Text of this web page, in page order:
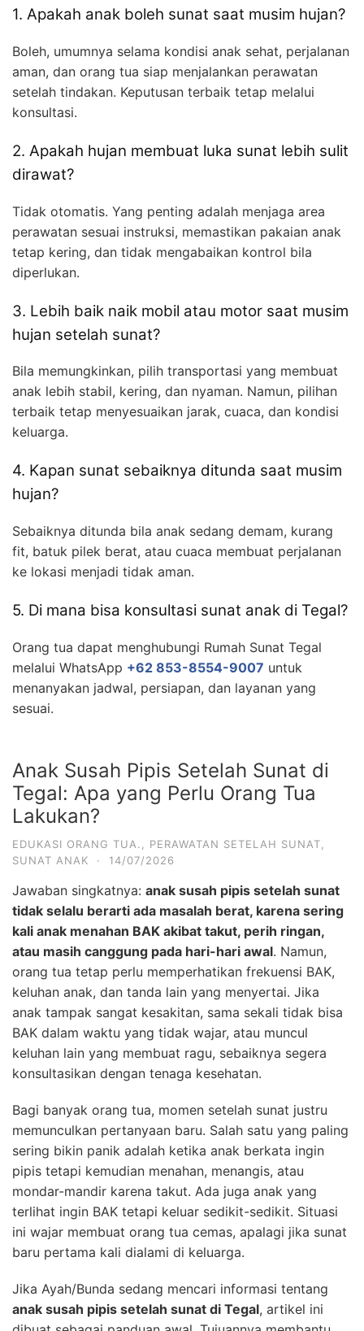
1. Apakah anak boleh sunat saat musim hujan?
Boleh, umumnya selama kondisi anak sehat, perjalanan
aman, dan orang tua siap menjalankan perawatan
setelah tindakan. Keputusan terbaik tetap melalui
konsultasi.
2. Apakah hujan membuat luka sunat lebih sulit
dirawat?
Tidak otomatis. Yang penting adalah menjaga area
perawatan sesuai instruksi, memastikan pakaian anak
tetap kering, dan tidak mengabaikan kontrol bila
diperlukan.
3. Lebih baik naik mobil atau motor saat musim
hujan setelah sunat?
Bila memungkinkan, pilih transportasi yang membuat
anak lebih stabil, kering, dan nyaman. Namun, pilihan
terbaik tetap menyesuaikan jarak, cuaca, dan kondisi
keluarga.
4. Kapan sunat sebaiknya ditunda saat musim
hujan?
Sebaiknya ditunda bila anak sedang demam, kurang
fit, batuk pilek berat, atau cuaca membuat perjalanan
ke lokasi menjadi tidak aman.
5. Di mana bisa konsultasi sunat anak di Tegal?
Orang tua dapat menghubungi Rumah Sunat Tegal
melalui WhatsApp +62 853-8554-9007 untuk
menanyakan jadwal, persiapan, dan layanan yang
sesuai.
Anak Susah Pipis Setelah Sunat di
Tegal: Apa yang Perlu Orang Tua
Lakukan?
EDUKASI ORANG TUA. PERAWATAN SETELAH SUNAT
SUNAT ANAK
· 14/07/2026
Jawaban singkatnya: anak susah pipis setelah sunat
tidak selalu berarti ada masalah berat, karena sering
kali anak menahan BAK akibat takut, perih ringan,
atau masih canggung pada hari-hari awal. Namun,
orang tua tetap perlu memperhatikan frekuensi BAK,
keluhan anak, dan tanda lain yang menyertai. Jika
anak tampak sangat kesakitan, sama sekali tidak bisa
BAK dalam waktu yang tidak wajar, atau muncul
keluhan lain yang membuat ragu, sebaiknya segera
konsultasikan dengan tenaga kesehatan.
Bagi banyak orang tua, momen setelah sunat justru
memunculkan pertanyaan baru. Salah satu yang paling
sering bikin panik adalah ketika anak berkata ingin
pipis tetapi kemudian menahan, menangis, atau
mondar-mandir karena takut. Ada juga anak yang
terlihat ingin BAK tetapi keluar sedikit-sedikit. Situasi
ini wajar membuat orang tua cemas, apalagi jika sunat
baru pertama kali dialami di keluarga.
Jika Ayah/Bunda sedang mencari informasi tentang
anak susah pipis setelah sunat di Tegal, artikel ini